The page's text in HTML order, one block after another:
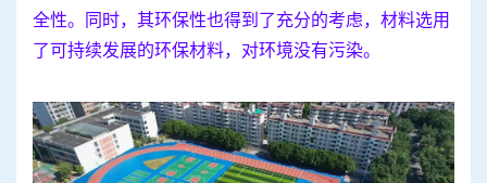
全性。同时，其环保性也得到了充分的考虑，材料选用
了可持续发展的环保材料，对环境没有污染。